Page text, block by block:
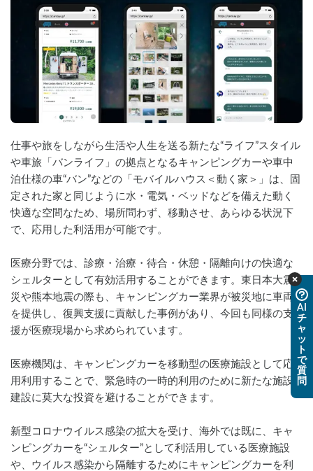
仕事や旅をしながら生活や人生を送る新たな“ライフ”スタイル
や車旅「バンライフ」の拠点となるキャンピングカーや車中
泊仕様の車“バン”などの「モバイルハウス＜動く家＞」は、固
定された家と同じように水・電気・ベッドなどを備えた動く
快適な空間なため、場所問わず、移動させ、あらゆる状況下
で、応用した利活用が可能です。
医療分野では、診療・治療・待合・休憩・隔離向けの快適な
シェルターとして有効活用することができます。東日本大震
災や熊本地震の際も、キャンピングカー業界が被災地に車両
を提供し、復興支援に貢献した事例があり、今回も同様の支
援が医療現場から求められています。
医療機関は、キャンピングカーを移動型の医療施設として応
用利用することで、緊急時の一時的利用のために新たな施設
建設に莫大な投資を避けることができます。
新型コロナウイルス感染の拡大を受け、海外では既に、キャ
ンピングカーを“シェルター”として利活用している医療施設
や、ウイルス感染から隔離するためにキャンピングカーを利
AI
チ
ャ
ッ
ト
で
質
問